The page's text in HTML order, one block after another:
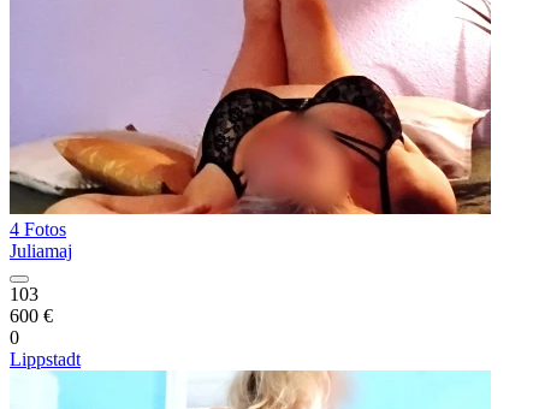
4 Fotos
Juliamaj
103
600 €
0
Lippstadt